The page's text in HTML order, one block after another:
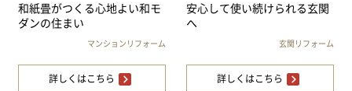
和紙畳がつくる心地よい和モ
ダンの住まい
マンションリフォーム
詳しくはこちら
安心して使い続けられる玄関
へ
玄関リフォーム
詳しくはこちら